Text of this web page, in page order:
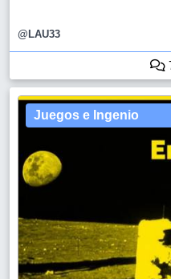
@LAU33
Juegos e Ingenio